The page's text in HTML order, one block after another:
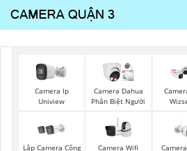
Camera Ip
Uniview
Camera Dahua
Phân Biệt Người
Lắp Camera Công
Camera Wifi